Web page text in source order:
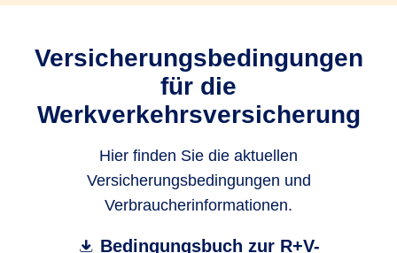
Versicherungsbedingungen
für die
Werkverkehrsversicherung
Hier finden Sie die aktuellen
Versicherungsbedingungen und
Verbraucherinformationen.
Bedingungsbuch zur R+V-